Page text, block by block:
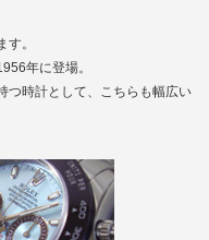
。
年に登場。
つ時計として、こちらも幅広い